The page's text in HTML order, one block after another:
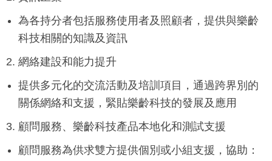
為各持分者包括服務使用者及照顧者，提供與樂齡
科技相關的知識及資訊
網絡建設和能力提升
提供多元化的交流活動及培訓項目，通過跨界別的
關係網絡和支援，緊貼樂齡科技的發展及應用
顧問服務、樂齡科技產品本地化和測試支援
顧問服務為供求雙方提供個別或小組支援，協助：